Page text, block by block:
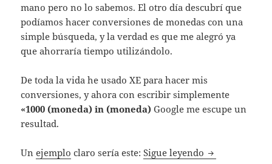
mano pero no lo sabemos. El otro día descubrí que
podíamos hacer conversiones de monedas con una
simple búsqueda, y la verdad es que me alegró ya
que ahorraría tiempo utilizándolo.
De toda la vida he usado XE para hacer mis
conversiones, y ahora con escribir simplemente
«1000 (moneda) in (moneda)Google me escupe un
resultad.
Unejemplo claro sería este:Sigue leyendo Dos trucos